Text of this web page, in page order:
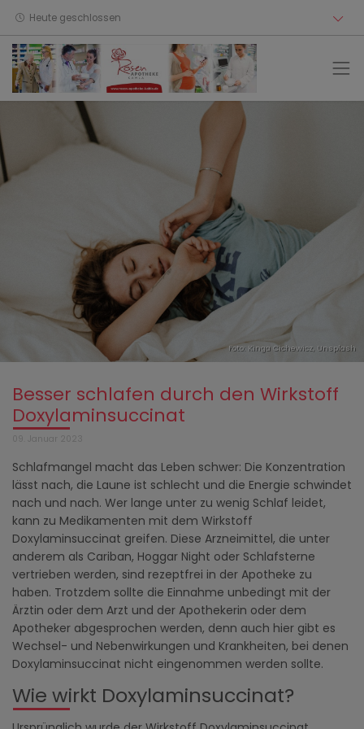
Heute geschlossen
Foto: Kinga Cichewicz, Unsplash
Besser schlafen durch den Wirkstoff
Doxylaminsuccinat
09. Januar 2023
Schlafmangel macht das Leben schwer: Die Konzentration
lässt nach, die Laune ist schlecht und die Energie schwindet
nach und nach. Wer lange unter zu wenig Schlaf leidet,
kann zu Medikamenten mit dem Wirkstoff
Doxylaminsuccinat greifen. Diese Arzneimittel, die unter
anderem als Cariban, Hoggar Night oder Schlafsterne
vertrieben werden, sind rezeptfrei in der Apotheke zu
haben. Trotzdem sollte die Einnahme unbedingt mit der
Ärztin oder dem Arzt und der Apothekerin oder dem
Apotheker abgesprochen werden, denn auch hier gibt es
Wechsel- und Nebenwirkungen und Krankheiten, bei denen
Doxylaminsuccinat nicht eingenommen werden sollte.
Wie wirkt Doxylaminsuccinat?